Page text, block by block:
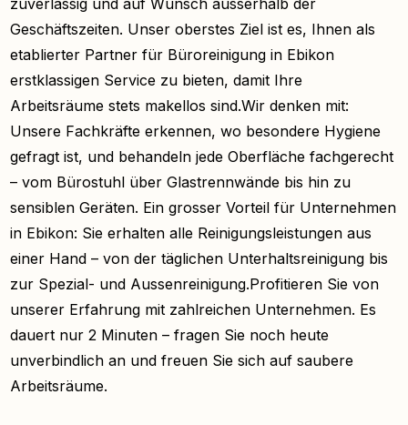
Geschäftszeiten. Unser oberstes Ziel ist es, Ihnen als
etablierter Partner für Büroreinigung in Ebikon
erstklassigen Service zu bieten, damit Ihre
Arbeitsräume stets makellos sind.Wir denken mit:
Unsere Fachkräfte erkennen, wo besondere Hygiene
gefragt ist, und behandeln jede Oberfläche fachgerecht
– vom Bürostuhl über Glastrennwände bis hin zu
sensiblen Geräten. Ein grosser Vorteil für Unternehmen
in Ebikon: Sie erhalten alle Reinigungsleistungen aus
einer Hand – von der täglichen Unterhaltsreinigung bis
zur Spezial- und Aussenreinigung.Profitieren Sie von
unserer Erfahrung mit zahlreichen Unternehmen. Es
dauert nur 2 Minuten – fragen Sie noch heute
unverbindlich an und freuen Sie sich auf saubere
Arbeitsräume.